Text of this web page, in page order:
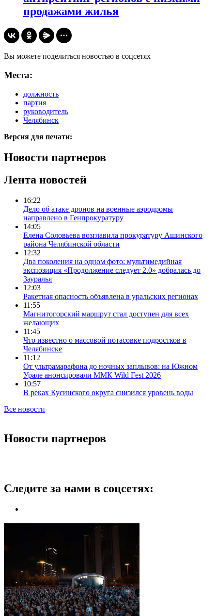
продажами жилья
Вы можете поделиться новостью в соцсетях
Места:
должность
партия
руководитель
Челябинск
Версия для печати:
Новости партнеров
Лента новостей
16:22
Дело об атаке дронов на военные аэродромы
направлено в Генпрокуратуру
14:05
Елена Соловьева возглавила прокуратуру Ашинского
района Челябинской области
12:32
Два поколения на одном фото: мультимедийная
экспозиция «Продолжение следует 2.0» добралась до
Зауралья
12:03
Ракетная опасность объявлена в уральских регионах
11:55
Магнитогорский маршрут стал доступен для всех
желающих
11:45
Что известно о массовой потасовке подростков в
Челябинске
11:12
От ультрамарафона до ночных заплывов: на Южном
Урале анонсировали ММК Wild Fest 2026
10:57
В реках Кусинского округа снизился уровень воды
Все новости
Новости партнеров
Следите за нами в соцсетях: